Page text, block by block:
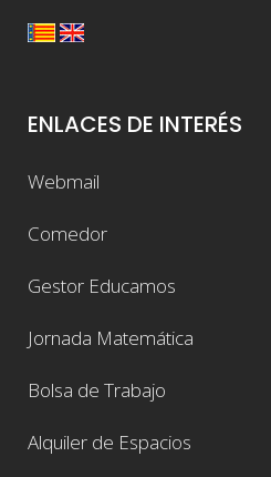
ENLACES DE INTERÉS
Webmail
Comedor
Gestor Educamos
Jornada Matemática
Bolsa de Trabajo
Alquiler de Espacios